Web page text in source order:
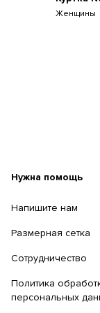
Женщины
Нужна помощь
Напишите нам
Размерная сетка
Сотрудничество
Политика
персональных